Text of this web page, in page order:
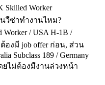
Skilled Worker
วีซ่าทำงานไหม?
/ USA H-1B /
ต้องมี job offer ก่อน, ส่วน
Subclass 189 / Germany
ยไม่ต้องมีงานล่วงหน้า